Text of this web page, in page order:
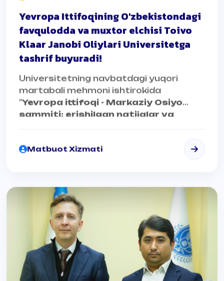
Yevropa Ittifoqining O'zbekistondagi
favqulodda va muxtor elchisi Toivo
Klaar Janobi Oliylari Universitetga
tashrif buyuradi!
Universitetning navbatdagi yuqori
martabali mehmoni ishtirokida
"Yevropa ittifoqi - Markaziy Osiyo
sammiti: erishilgan natijalar va
Matbuot Xizmati